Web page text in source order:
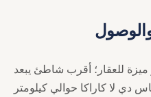
للعقار؛ أقرب شاطئ يبعد
دي لا كاراكا حوالي كيلومتر